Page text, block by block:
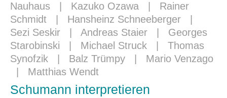
Nauhaus
Kazuko Ozawa
Rainer
Schmidt
Hansheinz Schneeberger
Sezi Seskir
Andreas Staier
Georges
Starobinski
Michael Struck
Thomas
Synofzik
Balz Trümpy
Mario Venzago
Matthias Wendt
Schumann interpretieren